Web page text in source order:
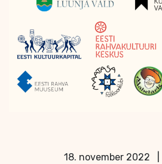
18. november 2022